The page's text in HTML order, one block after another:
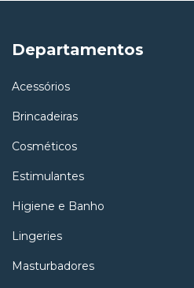
Departamentos
Acessórios
Brincadeiras
Cosméticos
Estimulantes
Higiene e Banho
Lingeries
Masturbadores